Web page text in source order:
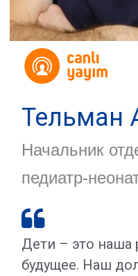
Тельман
Начальник
педиатр-

Дети – это наша
будущее. Наш